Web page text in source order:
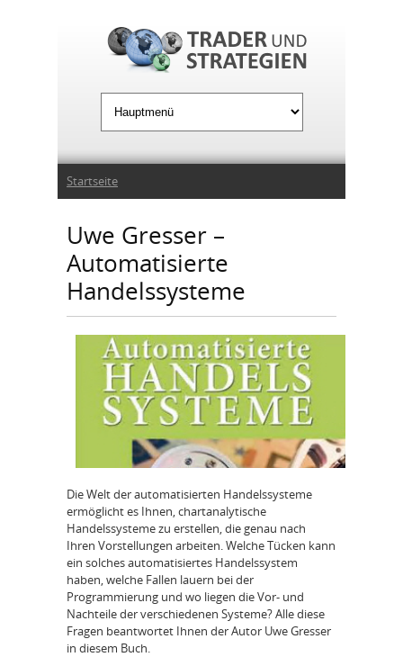
Sie sind hier
Startseite
Uwe Gresser –
Automatisierte
Handelssysteme
Die Welt der automatisierten Handelssysteme
ermöglicht es Ihnen, chartanalytische
Handelssysteme zu erstellen, die genau nach
Ihren Vorstellungen arbeiten. Welche Tücken kann
ein solches automatisiertes Handelssystem
haben, welche Fallen lauern bei der
Programmierung und wo liegen die Vor- und
Nachteile der verschiedenen Systeme? Alle diese
Fragen beantwortet Ihnen der Autor Uwe Gresser
in diesem Buch.